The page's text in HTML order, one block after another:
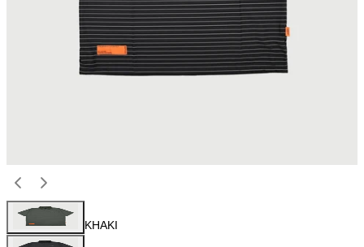
KHAKI